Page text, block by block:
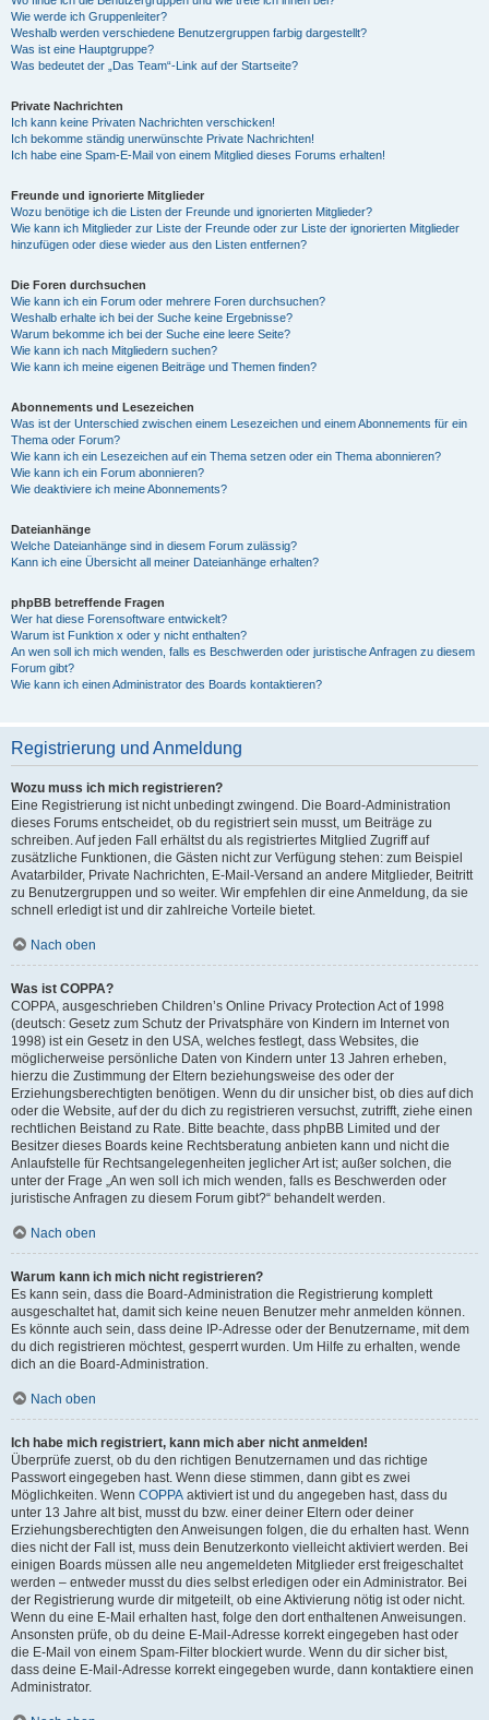
Wie werde ich Gruppenleiter?
Weshalb werden verschiedene Benutzergruppen farbig dargestellt?
Was ist eine Hauptgruppe?
Was bedeutet der „Das Team“-Link auf der Startseite?
Private Nachrichten
Ich kann keine Privaten Nachrichten verschicken!
Ich bekomme ständig unerwünschte Private Nachrichten!
Ich habe eine Spam-E-Mail von einem Mitglied dieses Forums erhalten!
Freunde und ignorierte Mitglieder
Wozu benötige ich die Listen der Freunde und ignorierten Mitglieder?
Wie kann ich Mitglieder zur Liste der Freunde oder zur Liste der ignorierten Mitglieder
hinzufügen oder diese wieder aus den Listen entfernen?
Die Foren durchsuchen
Wie kann ich ein Forum oder mehrere Foren durchsuchen?
Weshalb erhalte ich bei der Suche keine Ergebnisse?
Warum bekomme ich bei der Suche eine leere Seite?
Wie kann ich nach Mitgliedern suchen?
Wie kann ich meine eigenen Beiträge und Themen finden?
Abonnements und Lesezeichen
Was ist der Unterschied zwischen einem Lesezeichen und einem Abonnements für ein
Thema oder Forum?
Wie kann ich ein Lesezeichen auf ein Thema setzen oder ein Thema abonnieren?
Wie kann ich ein Forum abonnieren?
Wie deaktiviere ich meine Abonnements?
Dateianhänge
Welche Dateianhänge sind in diesem Forum zulässig?
Kann ich eine Übersicht all meiner Dateianhänge erhalten?
phpBB betreffende Fragen
Wer hat diese Forensoftware entwickelt?
Warum ist Funktion x oder y nicht enthalten?
An wen soll ich mich wenden, falls es Beschwerden oder juristische Anfragen zu diesem
Forum gibt?
Wie kann ich einen Administrator des Boards kontaktieren?
Registrierung und Anmeldung
Wozu muss ich mich registrieren?
Eine Registrierung ist nicht unbedingt zwingend. Die Board-Administration
dieses Forums entscheidet, ob du registriert sein musst, um Beiträge zu
schreiben. Auf jeden Fall erhältst du als registriertes Mitglied Zugriff auf
zusätzliche Funktionen, die Gästen nicht zur Verfügung stehen: zum Beispiel
Avatarbilder, Private Nachrichten, E-Mail-Versand an andere Mitglieder, Beitritt
zu Benutzergruppen und so weiter. Wir empfehlen dir eine Anmeldung, da sie
schnell erledigt ist und dir zahlreiche Vorteile bietet.
Nach oben
Was ist COPPA?
COPPA, ausgeschrieben Children’s Online Privacy Protection Act of 1998
(deutsch: Gesetz zum Schutz der Privatsphäre von Kindern im Internet von
1998) ist ein Gesetz in den USA, welches festlegt, dass Websites, die
möglicherweise persönliche Daten von Kindern unter 13 Jahren erheben,
hierzu die Zustimmung der Eltern beziehungsweise des oder der
Erziehungsberechtigten benötigen. Wenn du dir unsicher bist, ob dies auf dich
oder die Website, auf der du dich zu registrieren versuchst, zutrifft, ziehe einen
rechtlichen Beistand zu Rate. Bitte beachte, dass phpBB Limited und der
Besitzer dieses Boards keine Rechtsberatung anbieten kann und nicht die
Anlaufstelle für Rechtsangelegenheiten jeglicher Art ist; außer solchen, die
unter der Frage „An wen soll ich mich wenden, falls es Beschwerden oder
juristische Anfragen zu diesem Forum gibt?“ behandelt werden.
Nach oben
Warum kann ich mich nicht registrieren?
Es kann sein, dass die Board-Administration die Registrierung komplett
ausgeschaltet hat, damit sich keine neuen Benutzer mehr anmelden können.
Es könnte auch sein, dass deine IP-Adresse oder der Benutzername, mit dem
du dich registrieren möchtest, gesperrt wurden. Um Hilfe zu erhalten, wende
dich an die Board-Administration.
Nach oben
Ich habe mich registriert, kann mich aber nicht anmelden!
Überprüfe zuerst, ob du den richtigen Benutzernamen und das richtige
Passwort eingegeben hast. Wenn diese stimmen, dann gibt es zwei
Möglichkeiten. Wenn COPPA aktiviert ist und du angegeben hast, dass du
unter 13 Jahre alt bist, musst du bzw. einer deiner Eltern oder deiner
Erziehungsberechtigten den Anweisungen folgen, die du erhalten hast. Wenn
dies nicht der Fall ist, muss dein Benutzerkonto vielleicht aktiviert werden. Bei
einigen Boards müssen alle neu angemeldeten Mitglieder erst freigeschaltet
werden – entweder musst du dies selbst erledigen oder ein Administrator. Bei
der Registrierung wurde dir mitgeteilt, ob eine Aktivierung nötig ist oder nicht.
Wenn du eine E-Mail erhalten hast, folge den dort enthaltenen Anweisungen.
Ansonsten prüfe, ob du deine E-Mail-Adresse korrekt eingegeben hast oder
die E-Mail von einem Spam-Filter blockiert wurde. Wenn du dir sicher bist,
dass deine E-Mail-Adresse korrekt eingegeben wurde, dann kontaktiere einen
Administrator.